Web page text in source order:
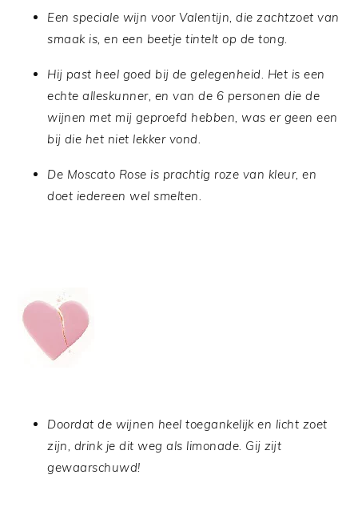
Een speciale wijn voor Valentijn, die zachtzoet van
smaak is, en een beetje tintelt op de tong.
Hij past heel goed bij de gelegenheid. Het is een
echte alleskunner, en van de 6 personen die de
wijnen met mij geproefd hebben, was er geen een
bij die het niet lekker vond.
De Moscato Rose is prachtig roze van kleur, en
doet iedereen wel smelten.
Doordat de wijnen heel toegankelijk en licht zoet
zijn, drink je dit weg als limonade. Gij zijt
gewaarschuwd!